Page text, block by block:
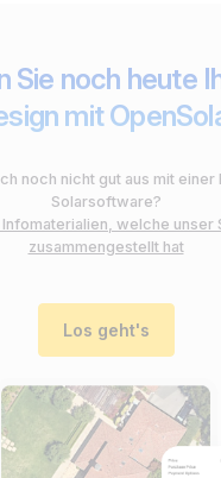
Sie noch heute
mit
noch nicht gut aus mit
Solarsoftware?
Infomaterialien, welche unser
zusammengestellt hat
Los geht's